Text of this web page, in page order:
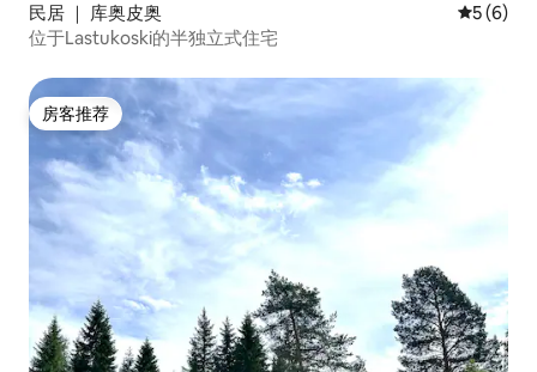
民居 ｜ 库奥皮奥 平均评分
5 (6)
位于Lastukoski的半独立式住宅
房客推荐
房客推荐